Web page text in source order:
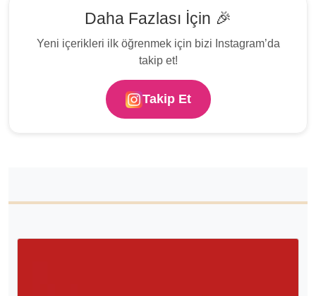
Daha Fazlası İçin 🎉
Yeni içerikleri ilk öğrenmek için bizi Instagram’da
takip et!
Takip Et